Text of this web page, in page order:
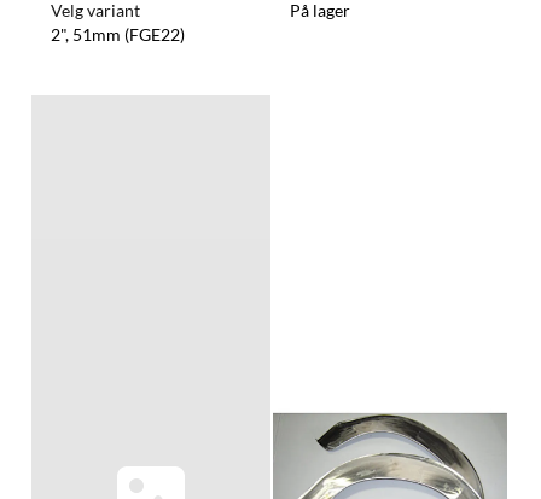
Velg variant
2", 51mm (FGE22)
På lager